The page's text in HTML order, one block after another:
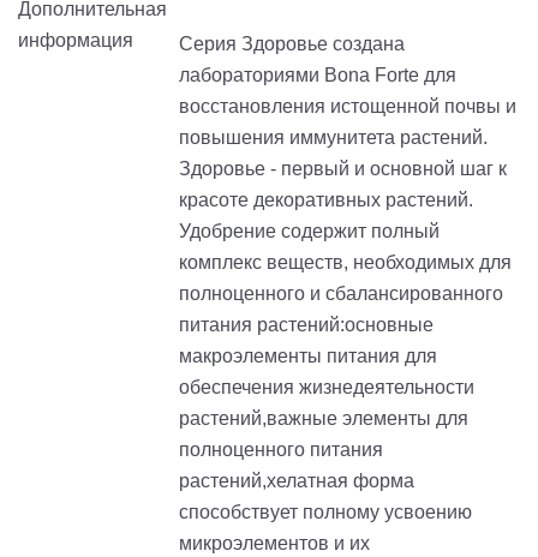
Серия Здоровье создана
лабораториями Bona Forte для
восстановления истощенной почвы и
повышения иммунитета растений.
Здоровье - первый и основной шаг к
красоте декоративных растений.
Удобрение содержит полный
комплекс веществ, необходимых для
полноценного и сбалансированного
питания растений:основные
макроэлементы питания для
обеспечения жизнедеятельности
растений,важные элементы для
полноценного питания
растений,хелатная форма
способствует полному усвоению
микроэлементов и их